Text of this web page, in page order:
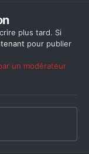
plus tard. Si
pour publier
un modérateur